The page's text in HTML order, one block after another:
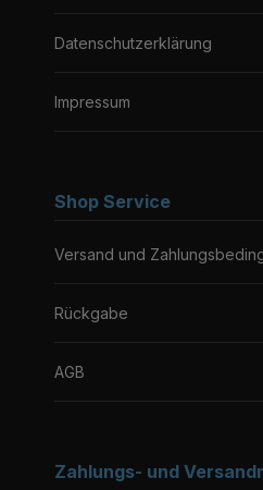
Datenschutzerklärung
Impressum
Shop Service
Versand und
Rückgabe
AGB
Zahlungs- und